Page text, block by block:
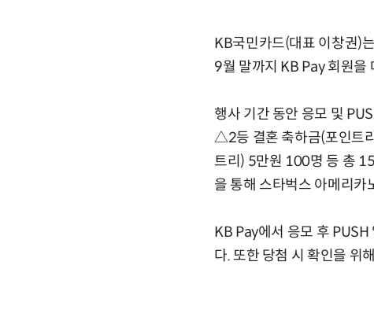
KB국민카드(대표 이창권)
9월 말까지 KB Pay 회원을
행사 기간 동안 응모 및
△2등 결혼 축하금(포인트
트리) 5만원 100명 등 총
을 통해 스타벅스 아메리
KB Pay에서 응모 후
다. 또한 당첨 시 확인을 위